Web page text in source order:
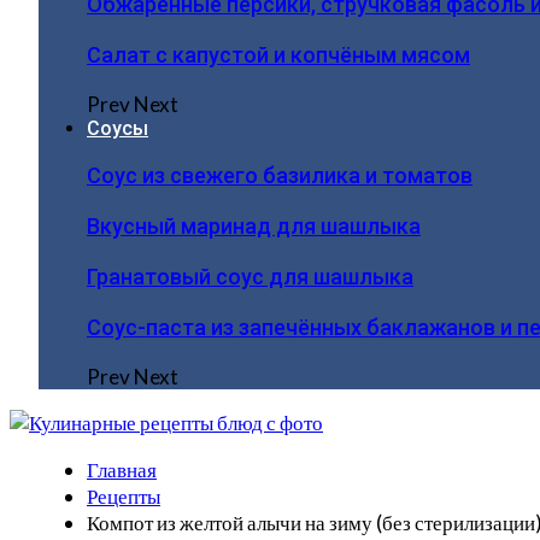
Салат с капустой и копчёным мясом
PrevNext
Соусы
Соус из свежего базилика и томатов
Вкусный маринад для шашлыка
Гранатовый соус для шашлыка
Соус-паста из запечённых баклажанов и
PrevNext
Главная
Рецепты
Компот из желтой алычи на зиму (без стерилизации)